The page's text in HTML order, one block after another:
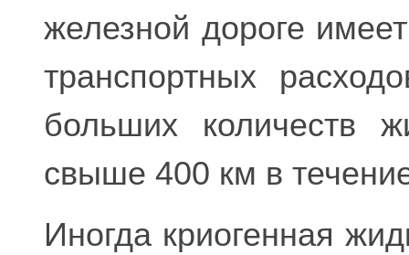
железной дороге
транспортных
больших количеств
свыше 400 км в
Иногда криогенная